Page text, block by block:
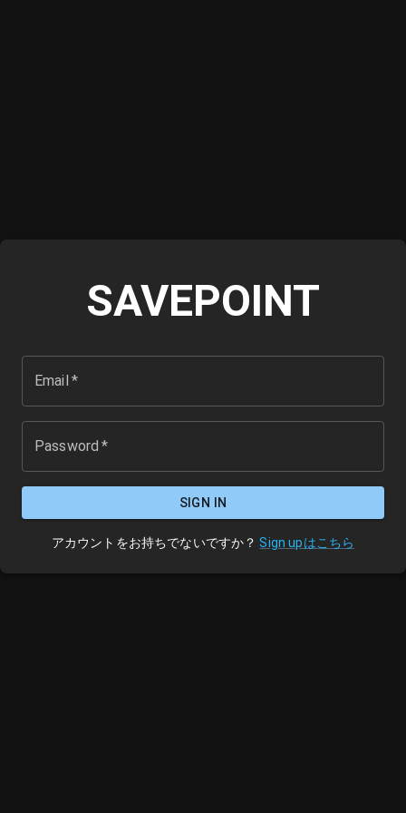
SAVEPOINT
Email *
Password *
SIGN IN
アカウントをお持ちでないですか？ Sign upはこちら